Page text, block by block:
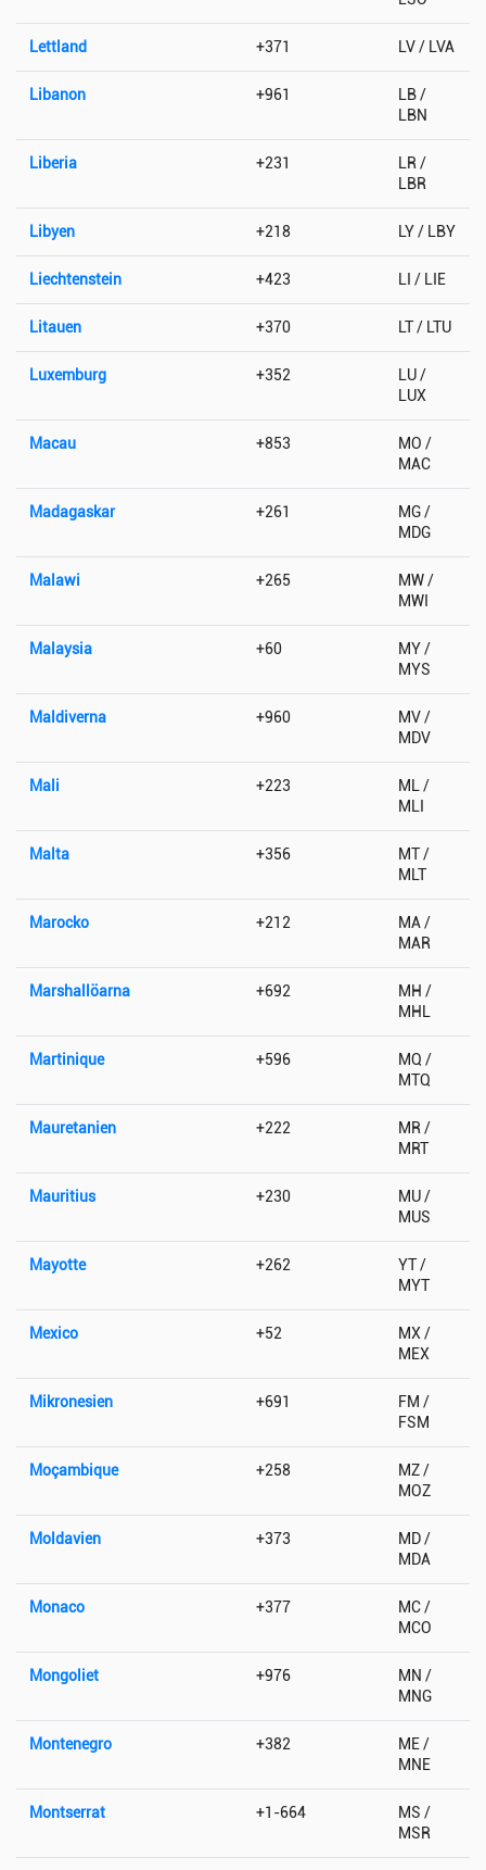
Lettland +371 LV / LVA
Libanon +961
LB /
LBN
Liberia +231
LR /
LBR
Libyen +218 LY / LBY
Liechtenstein +423 LI / LIE
Litauen +370 LT / LTU
Luxemburg +352
LU /
LUX
Macau +853
MO /
MAC
Madagaskar +261
MG /
MDG
Malawi +265
MW /
MWI
Malaysia +60
MY /
MYS
Maldiverna +960
MV /
MDV
Mali +223
ML /
MLI
Malta +356
MT /
MLT
Marocko +212
MA /
MAR
Marshallöarna +692
MH /
MHL
Martinique +596
MQ /
MTQ
Mauretanien +222
MR /
MRT
Mauritius +230
MU /
MUS
Mayotte +262
YT /
MYT
Mexico +52
MX /
MEX
Mikronesien +691
FM /
FSM
Moçambique +258
MZ /
MOZ
Moldavien +373
MD /
MDA
Monaco +377
MC /
MCO
Mongoliet +976
MN /
MNG
Montenegro +382
ME /
MNE
Montserrat +1-664
MS /
MSR